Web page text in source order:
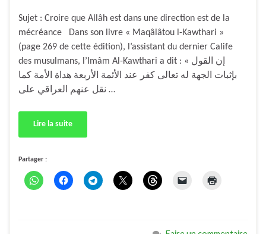
Sujet : Croire que Allâh est dans une direction est de la
mécréance Dans son livre « Maqâlâtou l-Kawthari »
(page 269 de cette édition), l’assistant du dernier Calife
des musulmans, l’Imâm Al-Kawthari a dit : « إن القول
بإثبات الجهة له تعالى كفر عند الأئمة الأربعة هداة الأمة كما
نقل عنهم العراقي على …
Lire la suite
Partager :